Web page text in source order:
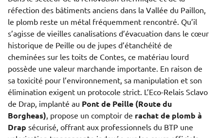
réfection des bâtiments anciens dans la Vallée du Paillon,
le plomb reste un métal fréquemment rencontré. Qu’il
s’agisse de vieilles canalisations d’évacuation dans le cœur
historique de Peille ou de jupes d’étanchéité de
cheminées sur les toits de Contes, ce matériau lourd
possède une valeur marchande importante. En raison de
sa toxicité pour l’environnement, sa manipulation et son
élimination exigent un protocole strict. L’Eco-Relais Sclavo
de Drap, implanté au Pont de Peille (Route du
Borgheas), propose un comptoir de rachat de plomb à
Drap sécurisé, offrant aux professionnels du BTP une